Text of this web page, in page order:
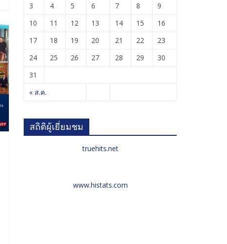
« ส.ค.
3
4 5 6 7 8
9
10
11 12 13 14 15
16
17
18 19 20 21 22
23
24
25 26 27 28 29
30
31
สถิติผู้เยี่ยมชม
truehits.net
www.histats.com